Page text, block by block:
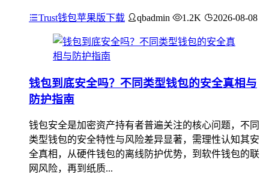
Trust钱包苹果版下载 qbadmin 1.2K 2026-08-08
钱包到底安全吗？不同类型钱包的安全真相与
防护指南
钱包安全是加密资产持有者普遍关注的核心问题，不同
类型钱包的安全特性与风险差异显著，需理性认知其安
全真相，从硬件钱包的离线防护优势，到软件钱包的联
网风险，再到纸质...